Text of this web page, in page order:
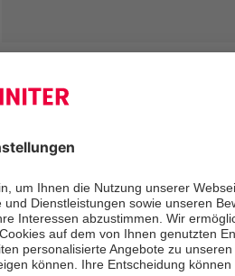
PLZ*
Bundesland